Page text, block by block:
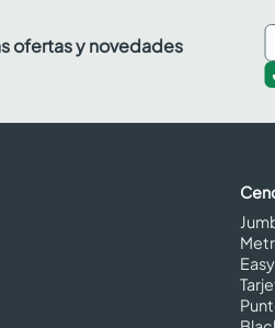
ofertas y novedades
Easy